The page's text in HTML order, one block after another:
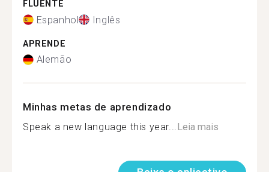
FLUENTE
Espanhol Inglês
APRENDE
Alemão
Minhas metas de aprendizado
Speak a new language this year...Leia mais